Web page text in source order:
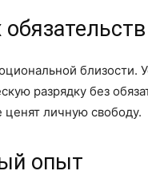
близости.
разрядку без
личную свободу.
опыт